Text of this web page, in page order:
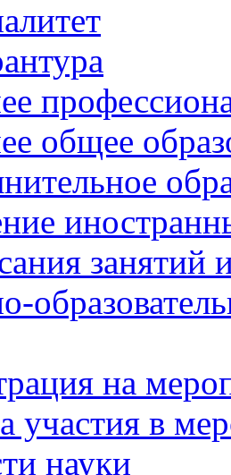
общее
занятий
на
участия в
науки